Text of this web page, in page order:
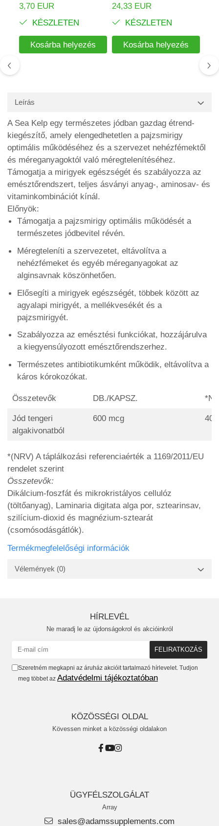
3,70 EUR
KÉSZLETEN
Kosárba helyezés
24,33 EUR
KÉSZLETEN
Kosárba helyezés
Leírás
A Sea Kelp egy természetes jódban gazdag étrend-
kiegészítő, amely elengedhetetlen a pajzsmirigy
optimális működéséhez és a szervezet nehézfémektől
és méreganyagoktól való méregtelenítéséhez.
Támogatja a mirigyek egészségét és szabályozza az
emésztőrendszert, teljes ásványi anyag-, aminosav- és
vitaminkombinációt kínál.
Előnyök:
Támogatja a pajzsmirigy optimális működését a
természetes jódbevitel révén.
Méregteleníti a szervezetet, eltávolítva a
nehézfémeket és egyéb méreganyagokat az
alginsavnak köszönhetően.
Elősegíti a mirigyek egészségét, többek között az
agyalapi mirigyét, a mellékvesékét és a
pajzsmirigyét.
Szabályozza az emésztési funkciókat, hozzájárulva
a kiegyensúlyozott emésztőrendszerhez.
Természetes antibiotikumként működik, eltávolítva a
káros kórokozókat.
Összetevők DB./KAPSZ.
Jód tengeri
algakivonatból
600 mcg
*(NRV) A táplálkozási referenciaérték a 1169/2011/EU
rendelet szerint
Összetevők:
Dikálcium-foszfát és mikrokristályos cellulóz
(töltőanyag), Laminaria digitata alga por, sztearinsav,
szilícium-dioxid és magnézium-sztearát
(csomósodásgátlók).
Termékmegfelelőségi információk
Vélemények (0)
HÍRLEVÉL
Ne maradj le az újdonságokrol és akcióinkról
Szeretném megkapni az áruház akcióit tartalmazó hírlevelet. Tudjon
meg többet az Adatvédelmi tájékoztatóban
KÖZÖSSÉGI OLDAL
Kövessen minket a közösségi oldalakon
ÜGYFÉLSZOLGÁLAT
Array
sales@adamssupplements.com